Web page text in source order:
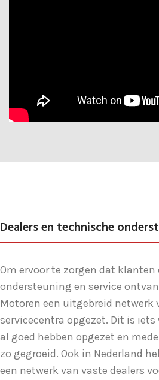
Dealers en technische
Om ervoor te zorgen dat klanten
ondersteuning en service
Motoren een uitgebreid netwerk
servicecentra opgezet. Dit is
al goed hebben opgezet en
zo gegroeid. Ook in Nederland
een netwerk van vaste dealers